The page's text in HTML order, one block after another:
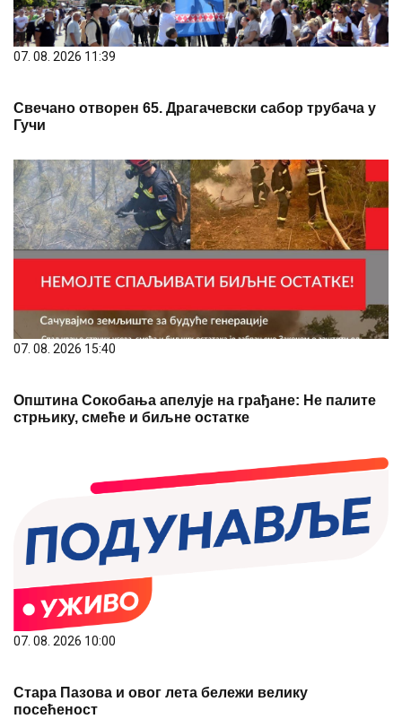
07. 08. 2026 11:39
Свечано отворен 65. Драгачевски сабор трубача у
Гучи
07. 08. 2026 15:40
Општина Сокобања апелује на грађане: Не палите
стрњику, смеће и биљне остатке
07. 08. 2026 10:00
Стара Пазова и овог лета бележи велику
посећеност